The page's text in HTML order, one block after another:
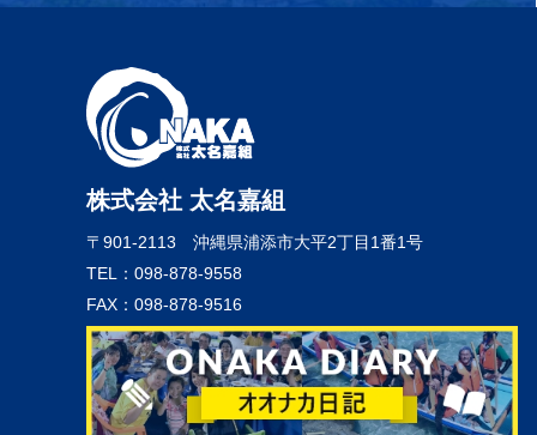
株式会社 太名嘉組
〒901-2113 沖縄県浦添市大平2丁目1番1号
TEL：098-878-9558
FAX：098-878-9516